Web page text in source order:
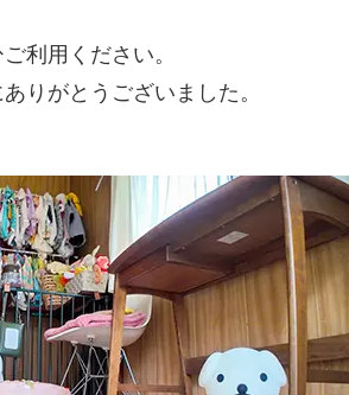
利用ください。
りがとうございました。